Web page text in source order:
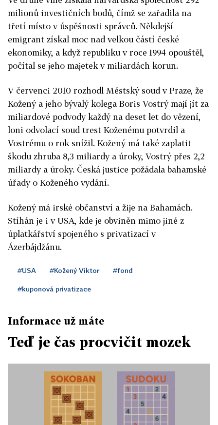
milionů investičních bodů, čímž se zařadila na
třetí místo v úspěšnosti správců. Někdejší
emigrant získal moc nad velkou částí české
ekonomiky, a když republiku v roce 1994 opouštěl,
počítal se jeho majetek v miliardách korun.
V červenci 2010 rozhodl Městský soud v Praze, že
Kožený a jeho bývalý kolega Boris Vostrý mají jít za
miliardové podvody každý na deset let do vězení,
loni odvolací soud trest Koženému potvrdil a
Vostrému o rok snížil. Kožený má také zaplatit
škodu zhruba 8,3 miliardy a úroky, Vostrý přes 2,2
miliardy a úroky. Česká justice požádala bahamské
úřady o Koženého vydání.
Kožený má irské občanství a žije na Bahamách.
Stíhán je i v USA, kde je obviněn mimo jiné z
úplatkářství spojeného s privatizací v
Ázerbájdžánu.
#USA #Kožený Viktor #fond
#kuponová privatizace
Informace už máte
Teď je čas procvičit mozek